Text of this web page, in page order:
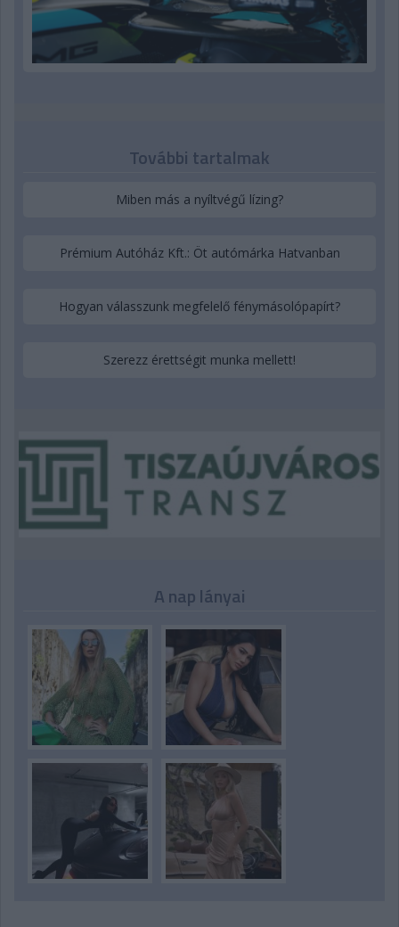
További tartalmak
Miben más a nyíltvégű lízing?
Prémium Autóház Kft.: Öt autómárka Hatvanban
Hogyan válasszunk megfelelő fénymásolópapírt?
Szerezz érettségit munka mellett!
A nap lányai